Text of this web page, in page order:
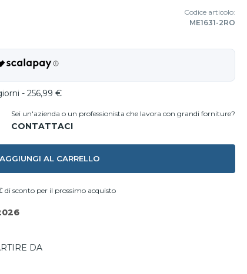
Codice articolo:
ME1631-2RO
- 256,99 €
Sei un'azienda o un professionista che lavora con grandi forniture?
AGGIUNGI AL CARRELLO
di sconto per il prossimo acquisto
DA